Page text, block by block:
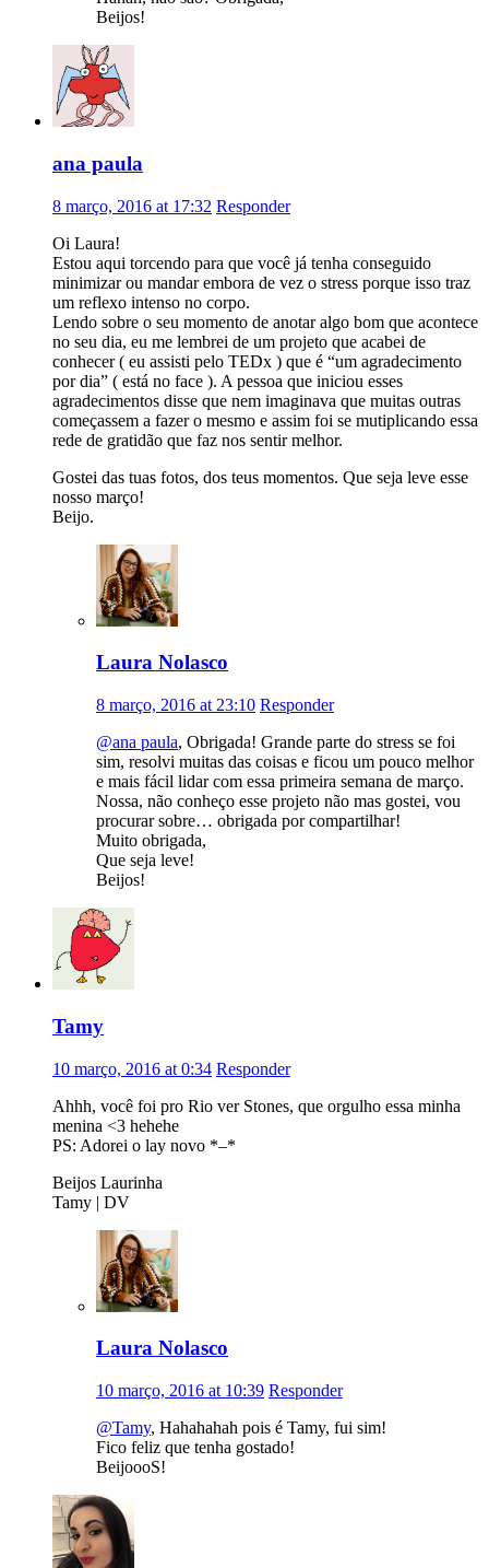
Beijos!
ana paula
8 março, 2016 at 17:32 Responder
Oi Laura!
Estou aqui torcendo para que você já tenha conseguido
minimizar ou mandar embora de vez o stress porque isso traz
um reflexo intenso no corpo.
Lendo sobre o seu momento de anotar algo bom que acontece
no seu dia, eu me lembrei de um projeto que acabei de
conhecer ( eu assisti pelo TEDx ) que é “um agradecimento
por dia” ( está no face ). A pessoa que iniciou esses
agradecimentos disse que nem imaginava que muitas outras
começassem a fazer o mesmo e assim foi se mutiplicando essa
rede de gratidão que faz nos sentir melhor.
Gostei das tuas fotos, dos teus momentos. Que seja leve esse
nosso março!
Beijo.
Laura Nolasco
8 março, 2016 at 23:10 Responder
@ana paula, Obrigada! Grande parte do stress se foi
sim, resolvi muitas das coisas e ficou um pouco melhor
e mais fácil lidar com essa primeira semana de março.
Nossa, não conheço esse projeto não mas gostei, vou
procurar sobre… obrigada por compartilhar!
Muito obrigada,
Que seja leve!
Beijos!
Tamy
10 março, 2016 at 0:34 Responder
Ahhh, você foi pro Rio ver Stones, que orgulho essa minha
menina <3 hehehe
PS: Adorei o lay novo *–*
Beijos Laurinha
Tamy | DV
Laura Nolasco
10 março, 2016 at 10:39 Responder
@Tamy, Hahahahah pois é Tamy, fui sim!
Fico feliz que tenha gostado!
BeijoooS!